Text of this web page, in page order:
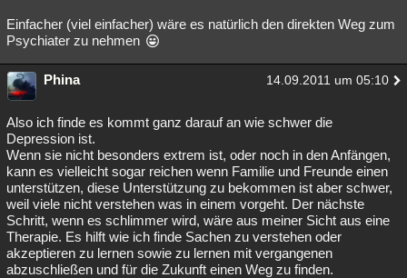
Einfacher (viel einfacher) wäre es natürlich den direkten Weg zum
Psychiater zu nehmen
Phina 14.09.2011 um 05:10
Also ich finde es kommt ganz darauf an wie schwer die
Depression ist.
Wenn sie nicht besonders extrem ist, oder noch in den Anfängen,
kann es vielleicht sogar reichen wenn Familie und Freunde einen
unterstützen, diese Unterstützung zu bekommen ist aber schwer,
weil viele nicht verstehen was in einem vorgeht. Der nächste
Schritt, wenn es schlimmer wird, wäre aus meiner Sicht aus eine
Therapie. Es hilft wie ich finde Sachen zu verstehen oder
akzeptieren zu lernen sowie zu lernen mit vergangenen
abzuschließen und für die Zukunft einen Weg zu finden.